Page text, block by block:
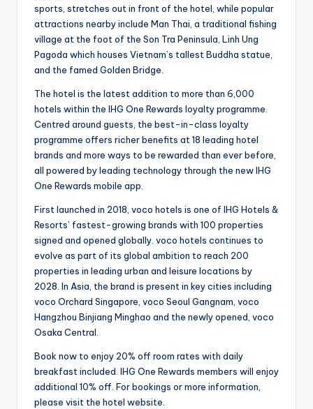
sports, stretches out in front of the hotel, while popular
attractions nearby include Man Thai, a traditional fishing
village at the foot of the Son Tra Peninsula, Linh Ung
Pagoda which houses Vietnam’s tallest Buddha statue,
and the famed Golden Bridge.
The hotel is the latest addition to more than 6,000
hotels within the IHG One Rewards loyalty programme.
Centred around guests, the best-in-class loyalty
programme offers richer benefits at 18 leading hotel
brands and more ways to be rewarded than ever before,
all powered by leading technology through the new IHG
One Rewards mobile app.
First launched in 2018, voco hotels is one of IHG Hotels &
Resorts’ fastest-growing brands with 100 properties
signed and opened globally. voco hotels continues to
evolve as part of its global ambition to reach 200
properties in leading urban and leisure locations by
2028. In Asia, the brand is present in key cities including
voco Orchard Singapore, voco Seoul Gangnam, voco
Hangzhou Binjiang Minghao and the newly opened, voco
Osaka Central.
Book now to enjoy 20% off room rates with daily
breakfast included. IHG One Rewards members will enjoy
additional 10% off. For bookings or more information,
please visit the hotel website.